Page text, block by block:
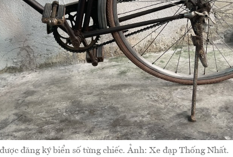
đăng ký biển số từng chiếc. Ảnh: Xe đạp Thống Nhất.